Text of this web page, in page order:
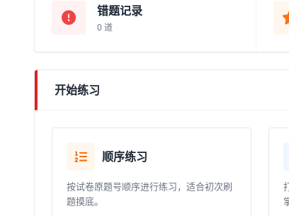
错题记录
0 道
开始练习
顺序练习
按试卷原题号顺序进行练习，适合初次刷
题摸底。